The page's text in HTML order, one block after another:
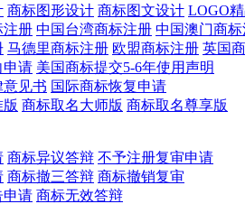
商标图形设计 商标图文设计 LOGO
注册 中国台湾商标注册 中国澳门商
马德里商标注册 欧盟商标注册 英国
申请 美国商标提交5-6年使用声明
意见书 国际商标恢复申请
商标取名大师版 商标取名尊享版
商标异议答辩 不予注册复审申请
商标撤三答辩 商标撤销复审
申请 商标无效答辩